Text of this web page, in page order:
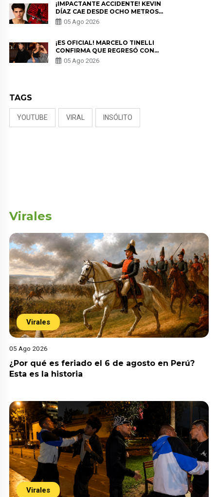
¡IMPACTANTE ACCIDENTE! KEVIN
DÍAZ CAE DESDE OCHO METROS
EN “ESTO ES GUERRA” Y GENERA
PREOCUPACIÓN
05 Ago 2026
¡ES OFICIAL! MARCELO TINELLI
CONFIRMA QUE REGRESÓ CON
MILETT FIGUEROA: “EL AMOR
PUDO MÁS”
05 Ago 2026
TAGS
YOUTUBE VIRAL INSÓLITO
Virales
Virales
05 Ago 2026
¿Por qué es feriado el 6 de agosto en Perú?
Esta es la historia
Virales